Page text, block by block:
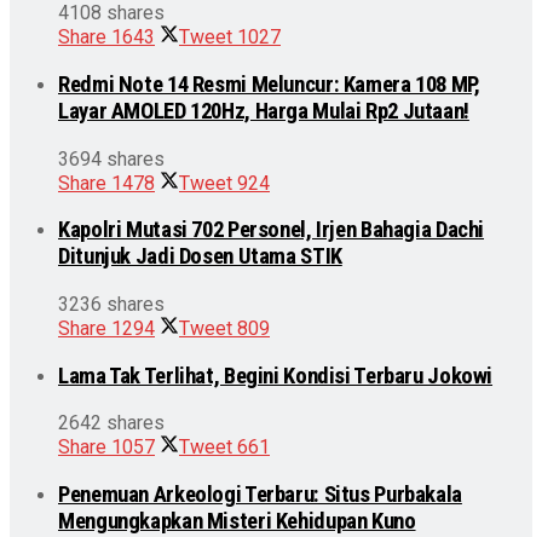
4108 shares
Share 1643 Tweet 1027
Redmi Note 14 Resmi Meluncur: Kamera 108 MP,
Layar AMOLED 120Hz, Harga Mulai Rp2 Jutaan!
3694 shares
Share 1478 Tweet 924
Kapolri Mutasi 702 Personel, Irjen Bahagia Dachi
Ditunjuk Jadi Dosen Utama STIK
3236 shares
Share 1294 Tweet 809
Lama Tak Terlihat, Begini Kondisi Terbaru Jokowi
2642 shares
Share 1057 Tweet 661
Penemuan Arkeologi Terbaru: Situs Purbakala
Mengungkapkan Misteri Kehidupan Kuno